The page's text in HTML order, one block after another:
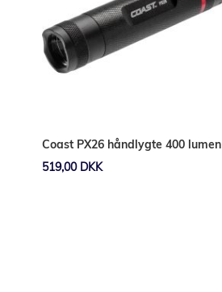
Coast PX26 håndlygte 400 lumen
519,00 DKK